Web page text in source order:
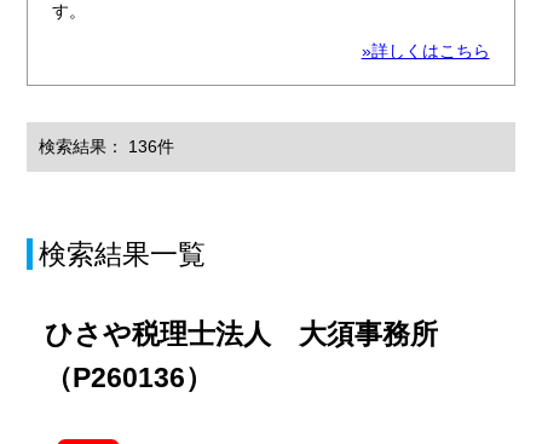
す。
»詳しくはこちら
検索結果： 136件
検索結果一覧
ひさや税理士法人 大須事務所
（P260136）